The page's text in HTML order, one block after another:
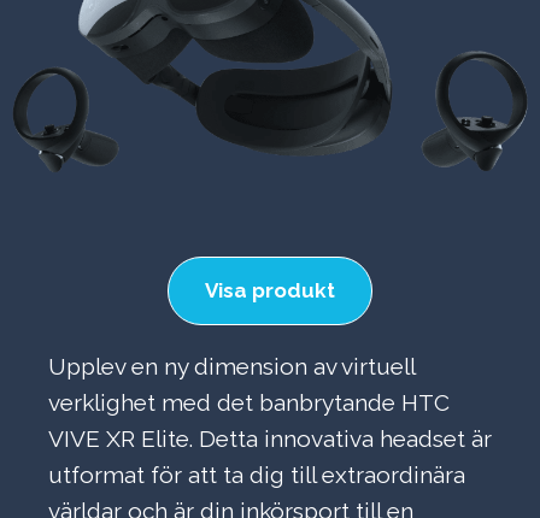
Visa produkt
Upplev en ny dimension av virtuell
verklighet med det banbrytande HTC
VIVE XR Elite. Detta innovativa headset är
utformat för att ta dig till extraordinära
världar och är din inkörsport till en